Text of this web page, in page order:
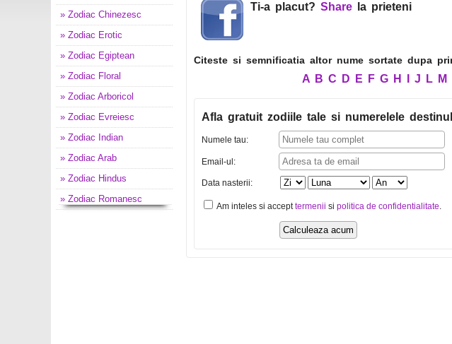
» Zodiac Chinezesc
» Zodiac Erotic
» Zodiac Egiptean
» Zodiac Floral
» Zodiac Arboricol
» Zodiac Evreiesc
» Zodiac Indian
» Zodiac Arab
» Zodiac Hindus
» Zodiac Romanesc
Ti-a placut? Share la prieteni
Citeste si semnificatia altor nume sortate dupa
A B C D E F G H J L M
Afla gratuit zodiile tale si numerelele
Numele tau:
Email-ul:
Data nasterii:
Am inteles si accepttermenii si politica de confidentialitate.